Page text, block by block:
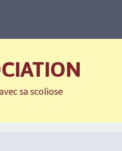
sa scoliose